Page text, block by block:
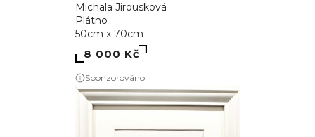
Michala Jirousková
Plátno
50cm x 70cm
8 000 Kč
Sponzorováno